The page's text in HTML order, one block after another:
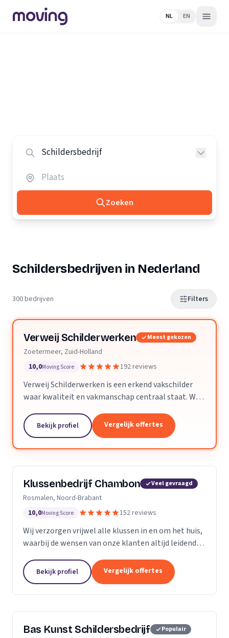
NL EN
Zoeken
Schildersbedrijven in Nederland
300 bedrijven Filters
Verweij Schilderwerken Meest gekozen
Zoetermeer, Zuid-Holland
10,0Moving Score 192 reviews
Verweij Schilderwerken is een erkend vakschilder
waar kwaliteit en vakmanschap centraal staat. Wij
opgeleverde werk.
Bekijk profiel Vergelijk offertes
Klussenbedrijf Chambon Veel gevraagd
Rosmalen, Noord-Brabant
10,0Moving Score 152 reviews
Wij verzorgen vrijwel alle klussen in en om het huis,
waarbij de wensen van onze klanten altijd leidend
afspraak. Dankzij ons vakmanschap en direct...
Bekijk profiel Vergelijk offertes
Bas Kunst Schildersbedrijf Populair